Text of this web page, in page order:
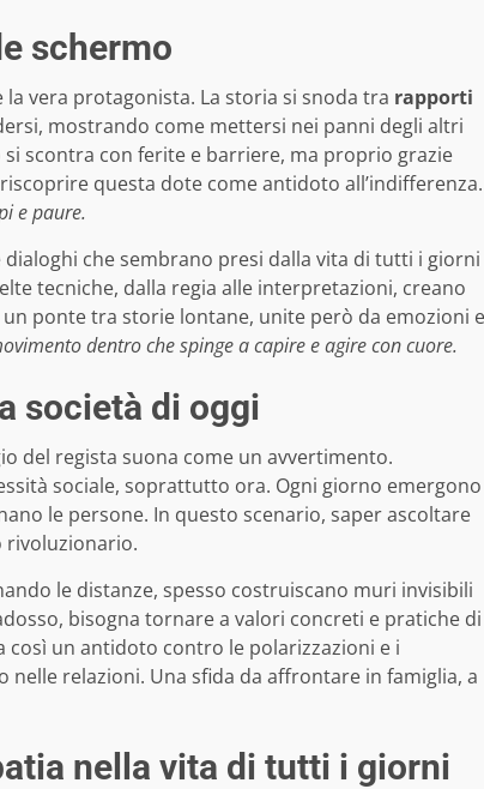
schermo
la vera protagonista. La storia si snoda tra rapporti
mostrando come mettersi nei panni degli altri
scontra con ferite e barriere, ma proprio grazie
questa dote come antidoto all’indifferenza.
e paure.
dialoghi che sembrano presi dalla vita di tutti i giorni
tecniche, dalla regia alle interpretazioni, creano
ponte tra storie lontane, unite però da emozioni e
dentro che spinge a capire e agire con cuore.
società di oggi
del regista suona come un avvertimento.
sociale, soprattutto ora. Ogni giorno emergono
le persone. In questo scenario, saper ascoltare
rivoluzionario.
le distanze, spesso costruiscano muri invisibili
bisogna tornare a valori concreti e pratiche di
così un antidoto contro le polarizzazioni e i
relazioni. Una sfida da affrontare in famiglia, a
nella vita di tutti i giorni